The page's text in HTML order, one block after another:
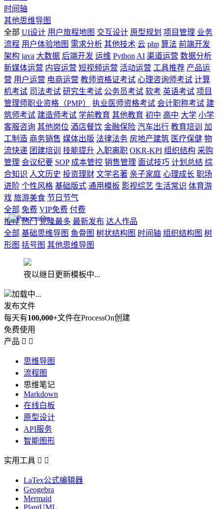
时间轴
其他思维导图
全部 UI设计 用户旅程地图 交互设计 原型规划 项目管理 业务
流程 用户体验地图 需求分析 其他技术 云 php 算法 前端开发
架构 java 大数据 后端开发 运维 Python AI 渠道运营 数据分析
新媒体运营 内容运营 短视频运营 活动运营 工具推荐 产品运
营 用户运营 电商运营 教师资格证考试 心理咨询师考试 计算
机考试 司法考试 研究生考试 公务员考试 软考 英语考试 项目
管理师职业资格（PMP）
执业医师资格考试 会计职称考试 建
筑师考试 建造师考试 学前教育 其他教育 初中 高中 大学 小学
客服咨询 其他岗位 酒店餐饮 金融保险 汽车出行 教育培训
加
工制造 商务销售 媒体出版 法律法务 房地产建筑 医疗保健 物
流快递 团建培训 技能提升 入职离职 OKR-KPI 组织结构 采购
管理 会议纪要 SOP 成本管控 销售管理 面试技巧 计划总结 综
合知识 人文历史 投资理财 文学名著 亲子家庭 心理成长 职场
进阶 个性风格 基础版式 通用模板 影视综艺 生活常识 体育游
戏 旅游美食 节日节气
全部 免费 VIP免费 付费
推荐 热门 克隆最多 最新发布 达人作品
全部 基础思维导图 鱼骨图 树状结构图 时间轴 组织结构图 树
形图 括号图 其他思维导图
夜以继日更新模板中...
加载中...
发布文件
每天有100,000+文件在ProcessOn创建
免费使用
产品  
思维导图
流程图
思维笔记
Markdown
在线白板
原型设计
API服务
智能图形
实用工具  
LaTex公式编辑器
Geogebra
Mermaid
PlantUML